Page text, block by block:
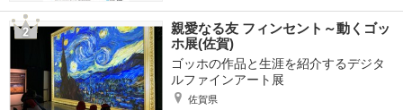
親愛なる友 フィンセント～動くゴッ
ホ展(佐賀)
ゴッホの作品と生涯を紹介するデジタ
ルファインアート展
佐賀県